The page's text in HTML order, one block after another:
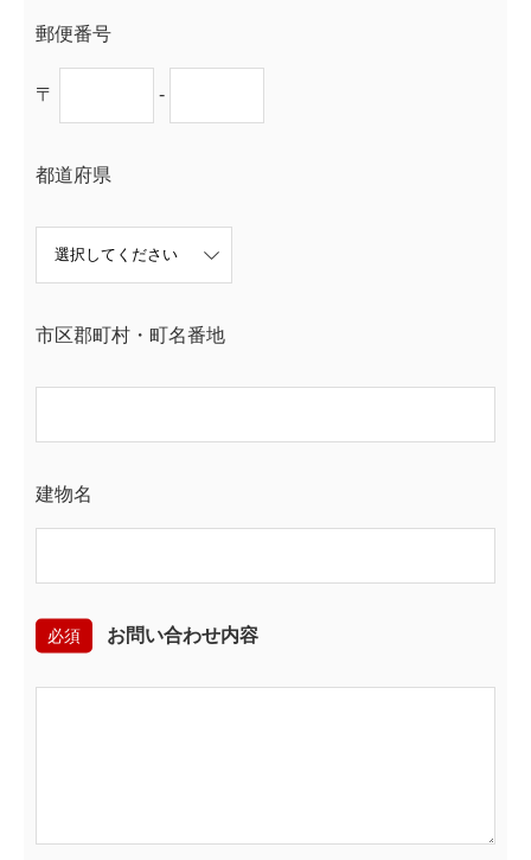
郵便番号
〒 -
都道府県
市区郡町村・町名番地
建物名
お問い合わせ内容
必須